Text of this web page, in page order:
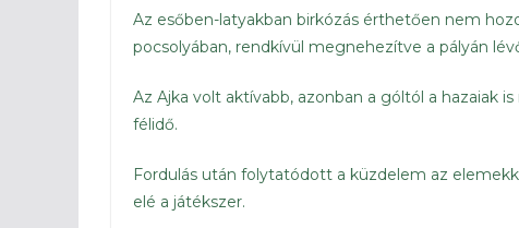
Az esőben-latyakban birkózás érthetően nem
pocsolyában, rendkívül megnehezítve a pályán
Az Ajka volt aktívabb, azonban a góltól a hazaiak
félidő.
Fordulás után folytatódott a küzdelem az
elé a játékszer.